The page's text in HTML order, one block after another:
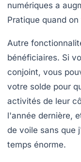
numériques a
Pratique quand
Autre
bénéficiaires. Si
conjoint, vous
votre solde pour
activités de leur
l'année dernière,
de voile sans que
temps énorme.